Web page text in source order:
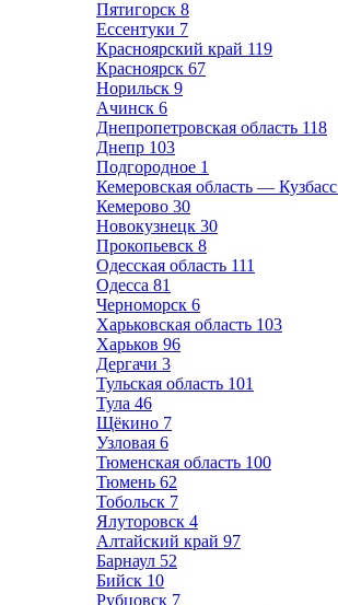
Пятигорск 8
Ессентуки 7
Красноярский край 119
Красноярск 67
Норильск 9
Ачинск 6
Днепропетровская область 118
Днепр 103
Подгородное 1
Кемеровская область — Кузбасс
Кемерово 30
Новокузнецк 30
Прокопьевск 8
Одесская область 111
Одесса 81
Черноморск 6
Харьковская область 103
Харьков 96
Дергачи 3
Тульская область 101
Тула 46
Щёкино 7
Узловая 6
Тюменская область 100
Тюмень 62
Тобольск 7
Ялуторовск 4
Алтайский край 97
Барнаул 52
Бийск 10
Рубцовск 7